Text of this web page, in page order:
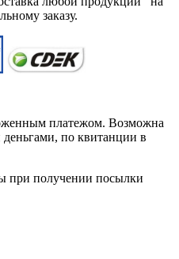
заказу.
платежом. Возможна
по квитанции в
при получении посылки